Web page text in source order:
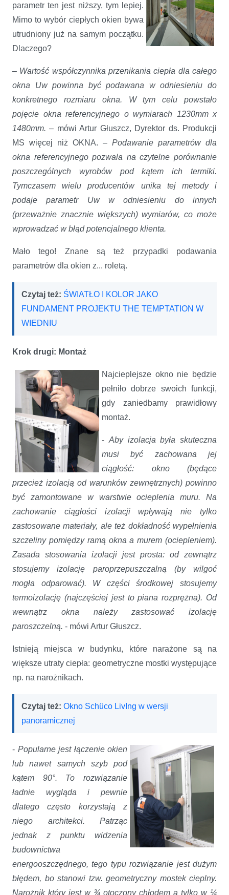
parametr ten jest niższy, tym lepiej.
Mimo to wybór ciepłych okien bywa
utrudniony już na samym początku.
Dlaczego?
– Wartość współczynnika przenikania ciepła dla całego
okna Uw powinna być podawana w odniesieniu do
konkretnego rozmiaru okna. W tym celu powstało
pojęcie okna referencyjnego o wymiarach 1230mm x
1480mm. – mówi Artur Głuszcz, Dyrektor ds. Produkcji
MS więcej niż OKNA. – Podawanie parametrów dla
okna referencyjnego pozwala na czytelne porównanie
poszczególnych wyrobów pod kątem ich termiki.
Tymczasem wielu producentów unika tej metody i
podaje parametr Uw w odniesieniu do innych
(przeważnie znacznie większych) wymiarów, co może
wprowadzać w błąd potencjalnego klienta.
Mało tego! Znane są też przypadki podawania
parametrów dla okien z... roletą.
Czytaj też: ŚWIATŁO I KOLOR JAKO
FUNDAMENT PROJEKTU THE TEMPTATION W
WIEDNIU
Krok drugi: Montaż
Najcieplejsze okno nie będzie
pełniło dobrze swoich funkcji,
gdy zaniedbamy prawidłowy
montaż.
- Aby izolacja była skuteczna
musi być zachowana jej
ciągłość: okno (będące
przecież izolacją od warunków zewnętrznych) powinno
być zamontowane w warstwie ocieplenia muru. Na
zachowanie ciągłości izolacji wpływają nie tylko
zastosowane materiały, ale też dokładność wypełnienia
szczeliny pomiędzy ramą okna a murem (ociepleniem).
Zasada stosowania izolacji jest prosta: od zewnątrz
stosujemy izolację paroprzepuszczalną (by wilgoć
mogła odparować). W części środkowej stosujemy
termoizolację (najczęściej jest to piana rozprężna). Od
wewnątrz okna należy zastosować izolację
paroszczelną. - mówi Artur Głuszcz.
Istnieją miejsca w budynku, które narażone są na
większe utraty ciepła: geometryczne mostki występujące
np. na narożnikach.
Czytaj też: Okno Schüco LivIng w wersji
panoramicznej
- Popularne jest łączenie okien
lub nawet samych szyb pod
kątem 90°. To rozwiązanie
ładnie wygląda i pewnie
dlatego często korzystają z
niego architekci. Patrząc
jednak z punktu widzenia
budownictwa
energooszczędnego, tego typu rozwiązanie jest dużym
błędem, bo stanowi tzw. geometryczny mostek cieplny.
Narożnik który jest w ¾ otoczony chłodem a tylko w ¼